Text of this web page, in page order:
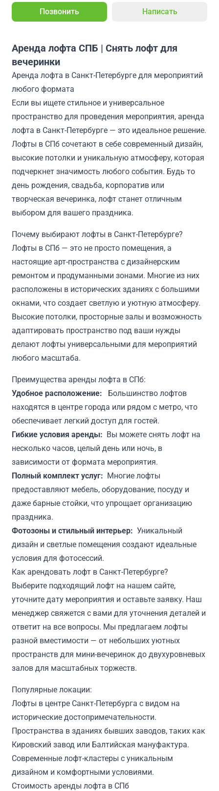
Позвонить Написать
Аренда лофта СПБ | Снять лофт для
вечеринки
Аренда лофта в Санкт-Петербурге для мероприятий
любого формата
Если вы ищете стильное и универсальное
пространство для проведения мероприятия, аренда
лофта в Санкт-Петербурге — это идеальное решение.
Лофты в СПб сочетают в себе современный дизайн,
высокие потолки и уникальную атмосферу, которая
подчеркнет значимость любого события. Будь то
день рождения, свадьба, корпоратив или
творческая вечеринка, лофт станет отличным
выбором для вашего праздника.
Почему выбирают лофты в Санкт-Петербурге?
Лофты в СПб — это не просто помещения, а
настоящие арт-пространства с дизайнерским
ремонтом и продуманными зонами. Многие из них
расположены в исторических зданиях с большими
окнами, что создает светлую и уютную атмосферу.
Высокие потолки, просторные залы и возможность
адаптировать пространство под ваши нужды
делают лофты универсальными для мероприятий
любого масштаба.
Преимущества аренды лофта в СПб:
Удобное расположение:
Большинство лофтов
находятся в центре города или рядом с метро, что
обеспечивает легкий доступ для гостей.
Гибкие условия аренды: Вы можете снять лофт на
несколько часов, целый день или ночь, в
зависимости от формата мероприятия.
Полный комплект услуг: Многие лофты
предоставляют мебель, оборудование, посуду и
даже барные стойки, что упрощает организацию
праздника.
Фотозоны и стильный интерьер: Уникальный
дизайн и светлые помещения создают идеальные
условия для фотосессий.
Как арендовать лофт в Санкт-Петербурге?
Выберите подходящий лофт на нашем сайте,
уточните дату мероприятия и оставьте заявку. Наш
менеджер свяжется с вами для уточнения деталей и
ответит на все вопросы. Мы предлагаем лофты
разной вместимости — от небольших уютных
пространств для мини-вечеринок до двухуровневых
залов для масштабных торжеств.
Популярные локации:
Лофты в центре Санкт-Петербурга с видом на
исторические достопримечательности.
Пространства в зданиях бывших заводов, таких как
Кировский завод или Балтийская мануфактура.
Современные лофт-кластеры с уникальным
дизайном и комфортными условиями.
Стоимость аренды лофта в СПб